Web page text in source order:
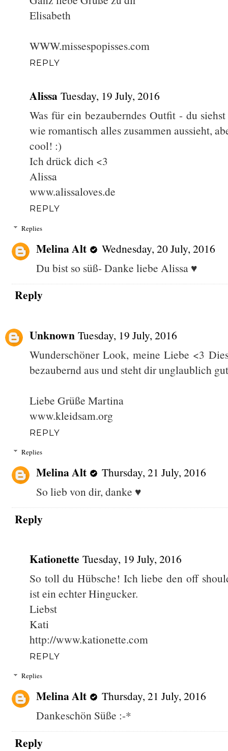
Elisabeth
WWW.missespopisses.com
REPLY
Alissa Tuesday, 19 July, 2016
Was für ein bezauberndes Outfit - du
wie romantisch alles zusammen aussieht,
cool! :)
Ich drück dich <3
Alissa
www.alissaloves.de
REPLY
Replies
Melina Alt
Wednesday, 20 July, 2016
Du bist so süß- Danke liebe Alissa ♥
Reply
Unknown Tuesday, 19 July, 2016
Wunderschöner Look, meine Liebe <3
bezaubernd aus und steht dir unglaublich
Liebe Grüße Martina
www.kleidsam.org
REPLY
Replies
Melina Alt
Thursday, 21 July, 2016
So lieb von dir, danke ♥
Reply
Kationette Tuesday, 19 July, 2016
So toll du Hübsche! Ich liebe den off
ist ein echter Hingucker.
Liebst
Kati
http://www.kationette.com
REPLY
Replies
Melina Alt
Thursday, 21 July, 2016
Dankeschön Süße :-*
Reply